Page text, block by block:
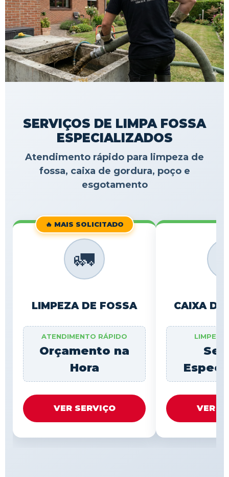
SERVIÇOS DE LIMPA FOSSA
ESPECIALIZADOS
Atendimento rápido para limpeza de
fossa, caixa de gordura, poço e
esgotamento
🔥 MAIS SOLICITADO
🚛
LIMPEZA DE FOSSA
ATENDIMENTO RÁPIDO
Orçamento na
Hora
VER SERVIÇO
CAIXA DE
LIMPEZA
VER